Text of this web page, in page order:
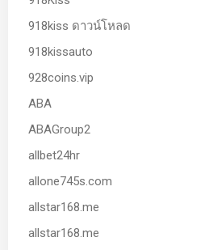
918kiss ดาวน์โหลด
918kissauto
928coins.vip
ABA
ABAGroup2
allbet24hr
allone745s.com
allstar168.me
allstar168.me